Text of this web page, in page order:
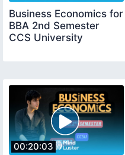
Business Economics for
BBA 2nd Semester
CCS University
00:20:03